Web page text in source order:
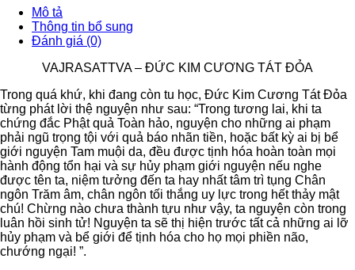
TPD57
số
lượng
Mô tả
Thông tin bổ sung
Đánh giá (0)
VAJRASATTVA – ĐỨC KIM CƯƠNG TÁT ĐỎA
Trong quá khứ, khi đang còn tu học, Đức Kim Cương Tát Đỏa
từng phát lời thệ nguyện như sau: “Trong tương lai, khi ta
chứng đắc Phật quả Toàn hảo, nguyện cho những ai phạm
phải ngũ trọng tội với quả báo nhãn tiền, hoặc bất kỳ ai bị bể
giới nguyện Tam muội da, đều được tịnh hóa hoàn toàn mọi
hành động tổn hại và sự hủy phạm giới nguyện nếu nghe
được tên ta, niệm tưởng đến ta hay nhất tâm trì tụng Chân
ngôn Trăm âm, chân ngôn tối thắng uy lực trong hết thảy mật
chú! Chừng nào chưa thành tựu như vậy, ta nguyện còn trong
luân hồi sinh tử! Nguyện ta sẽ thị hiện trước tất cả những ai lỡ
hủy phạm và bể giới để tịnh hóa cho họ mọi phiền não,
chướng ngại! ”.